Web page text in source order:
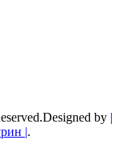
Designed by |
|.